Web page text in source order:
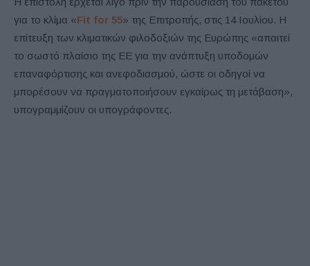
για το κλίμα «Fit for 55» της Επιτροπής, στις 14 Ιουλίου. Η
επίτευξη των κλιματικών φιλοδοξιών της Ευρώπης «απαιτεί
το σωστό πλαίσιο της ΕΕ για την ανάπτυξη υποδομών
επαναφόρτισης και ανεφοδιασμού, ώστε οι οδηγοί να
μπορέσουν να πραγματοποιήσουν εγκαίρως τη μετάβαση»,
υπογραμμίζουν οι υπογράφοντες.